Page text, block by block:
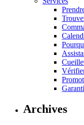
Archives